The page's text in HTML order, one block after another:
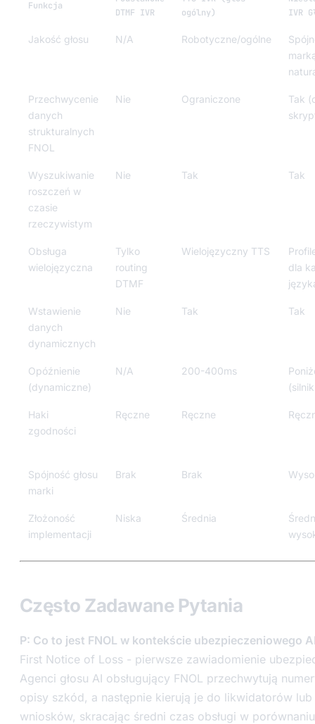
Funkcja
DTMF IVR
ogólny)
IVR
Jakość głosu N/A Robotyczne/ogólne
Przechwycenie
danych
strukturalnych
FNOL
Nie Ograniczone
Tak
Wyszukiwanie
roszczeń w
czasie
rzeczywistym
Nie Tak Tak
Obsługa
wielojęzyczna
Tylko
routing
DTMF
Wielojęzyczny TTS
dla
Wstawienie
danych
dynamicznych
Nie Tak Tak
Opóźnienie
(dynamiczne)
N/A 200-400ms
Haki
zgodności
Ręczne Ręczne
Spójność głosu
marki
Brak Brak
Złożoność
implementacji
Niska Średnia
Często Zadawane Pytania
P: Co to jest FNOL w kontekście ubezpieczeniowego
First Notice of Loss - pierwsze zawiadomienie
Agenci głosu AI obsługujący FNOL przechwytują
opisy szkód, a następnie kierują je do likwidatorów
wniosków, skracając średni czas obsługi w